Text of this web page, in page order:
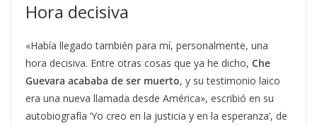
Hora decisiva
«Había llegado también para mí, personalmente, una
hora decisiva. Entre otras cosas que ya he dicho, Che
Guevara acababa de ser muerto, y su testimonio laico
era una nueva llamada desde América», escribió en su
autobiografía ‘Yo creo en la justicia y en la esperanza’, de